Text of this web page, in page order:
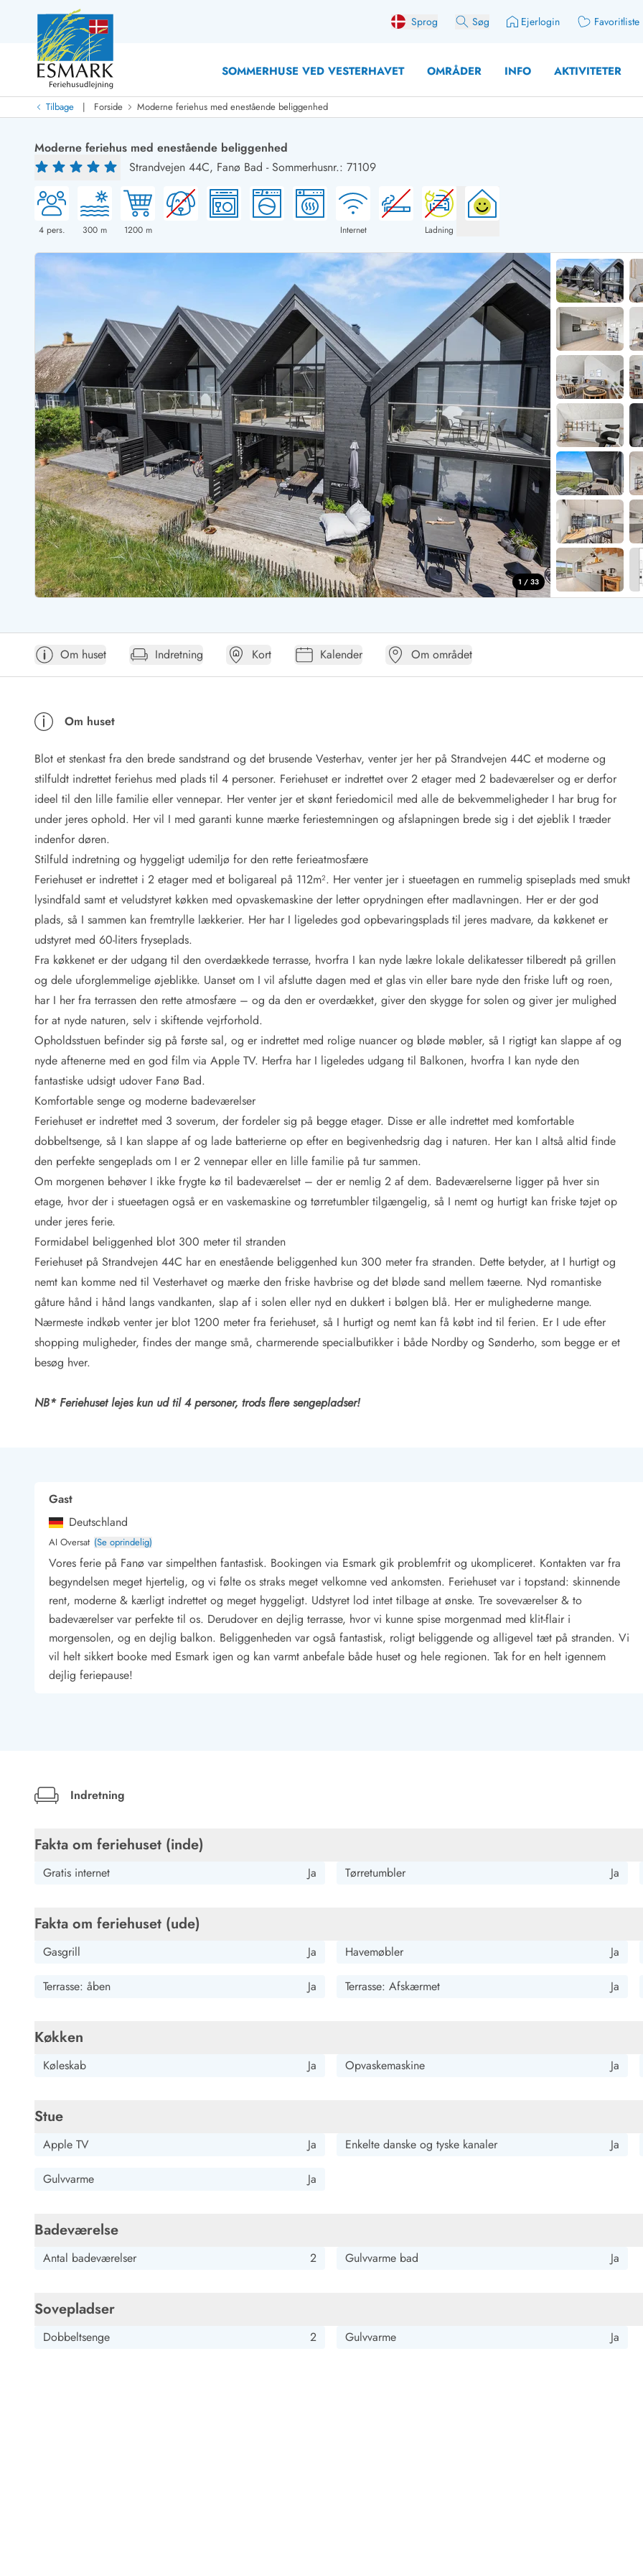
Sprog Søg Ejerlogin Favoritliste
SOMMERHUSE VED VESTERHAVET OMRÅDER INFO AKTIVITETER
Last Minute
Last minute
Nyheder
Nyheder hos Esmark Med swimmingpoolSommerhuse med hund
Nyrenoverede sommerhuse
Sommerhuse med slutrengøring inklusive
Sommerhuse tæt ved vandet
Nybyggede sommerhuse
Sommerhuse med sauna
Sommerhuse med spa
Sommerhuse med fredagsskift
Sommerhuse med lørdagsskift
Sommerhuse med søndagsskift
Sommerhuse med plads til fangsten
Sommerhuse med aktivitetsrum
Feriehuse med brændeovn
Luksussommerhuse
Sommerhuse med ydersæsonrabat
Sommerhuse for 2 personer
Sommerhuse for 4 Personer
Sommerhuse for 6 Personer
Sommerhuse for 8 Personer
Sommerhuse i
Sommerhuse i
Sommerhuse i
Sommerhuse i vinterferien
Sommerhuse i juleferien
Sommerhuse til nytår
Sommerhuse i BjerregårdSommerhuse i BlåvandSommerhuse i Hvide SandeSommerhuse i Søndervig
Sommerhuse i Årgab
Sommerhuse i Arrild
Sommerhuse i Bjerregård
Sommerhuse i Blåvand
Sommerhuse i Bork Havn
Sommerhuse i Fjand
Sommerhuse på Fanø
Sommerhuse i Grærup Strand
Sommerhuse i Haurvig
Sommerhuse i Henne Strand
Sommerhuse i Ho
Sommerhuse i Houstrup
Sommerhuse i Houvig
Sommerhus på Holmsland Klit
Sommerhuse på Holmsland
Sommerhuse i Hvide Sande
Sommerhuse i Jegum
Sommerhuse i Klegod
Sommerhuse i Lodbjerg
Sommerhuse i Nr.
Sommerhuse på Rømø
Sommerhuse i Søndervig
Sommerhuse i
Sommerhuse i
Sommerhuse i Vedersø
Sommerhuse i Vejers
Sommerhuse i Vester
Esmark RejsecurityEsmark KidsVIPEsmark VIP partnerfordeleFordele hos os
Sommerhus ABC
Forbrugsafregning (Strøm, vand...)
Lån og lej
Rengøring
Gavekort
Book tidligt
Lejebetingelser
Vejret i Danmark
Sæsontider
Baderegler
Naturbeskyttelse
Webcam
Fotokonkurrence
Fordele hos os
Esmark Rejsecurity
Esmark KidsVIP
Esmark VIP: Fordele og rabataftaler
Prisgaranti
Ingen depositum
Gæsteanmeldelser
Gratis WiFi i ferieområdet
We love people!
Fritidsaktiviteter
Esmark VIP partnerfordele
Esmark KidsVIP
LEGOLAND® rabat
Ferie med børn
Ferie med hund
Ferie ved stranden
Naturoplevelser
Rav - find det selv langs Vesterhavet
Indendørs legelande
Zoologiske haver og dyreparker
Sportsaktiviteter
Lystfiskeri på Vestkysten
Minigolf i Vestjylland
Vandring langs Vestkysten
Vandski for hele familien
Sejlads langs Vestkysten
Kulturaktiviteter
Historiske museer
Kunstmuseer
Kunsthåndværk og gallerier
Kulinariske oplevelser
Sandskulpturfestival
Hold jul i sommerhuset
Feriehusudlejning siden 1965
Nyhedsbrev
Sponsorater - Esmark støtter
Lejebetingelser
Job hos Esmark
Tilbage | Forside Moderne feriehus med enestående beliggenhed
Moderne feriehus med enestående beliggenhed
Strandvejen 44C, Fanø Bad -Sommerhusnr.: 71109
4pers. 300 m 1200m Internet Ladning
1 / 33
Om huset Indretning Kort Kalender Om området
Om huset
Blot et stenkast fra den brede sandstrand og det brusende Vesterhav, venter jer her på Strandvejen 44C et moderne og
stilfuldt indrettet feriehus med plads til 4 personer. Feriehuset er indrettet over 2 etager med 2 badeværelser og er derfor
ideel til den lille familie eller vennepar. Her venter jer et skønt feriedomicil med alle de bekvemmeligheder I har brug for
under jeres ophold. Her vil I med garanti kunne mærke feriestemningen og afslapningen brede sig i det øjeblik I træder
indenfor døren.
Stilfuld indretning og hyggeligt udemiljø for den rette ferieatmosfære
Feriehuset er indrettet i 2 etager med et boligareal på 112m². Her venter jer i stueetagen en rummelig spiseplads med smukt
lysindfald samt et veludstyret køkken med opvaskemaskine der letter oprydningen efter madlavningen. Her er der god
plads, så I sammen kan fremtrylle lækkerier. Her har I ligeledes god opbevaringsplads til jeres madvare, da køkkenet er
udstyret med 60-liters fryseplads.
Fra køkkenet er der udgang til den overdækkede terrasse, hvorfra I kan nyde lækre lokale delikatesser tilberedt på grillen
og dele uforglemmelige øjeblikke. Uanset om I vil afslutte dagen med et glas vin eller bare nyde den friske luft og roen,
har I her fra terrassen den rette atmosfære – og da den er overdækket, giver den skygge for solen og giver jer mulighed
for at nyde naturen, selv i skiftende vejrforhold.
Opholdsstuen befinder sig på første sal, og er indrettet med rolige nuancer og bløde møbler, så I rigtigt kan slappe af og
nyde aftenerne med en god film via Apple TV. Herfra har I ligeledes udgang til Balkonen, hvorfra I kan nyde den
fantastiske udsigt udover Fanø Bad.
Komfortable senge og moderne badeværelser
Feriehuset er indrettet med 3 soverum, der fordeler sig på begge etager. Disse er alle indrettet med komfortable
dobbeltsenge, så I kan slappe af og lade batterierne op efter en begivenhedsrig dag i naturen. Her kan I altså altid finde
den perfekte sengeplads om I er 2 vennepar eller en lille familie på tur sammen.
Om morgenen behøver I ikke frygte kø til badeværelset – der er nemlig 2 af dem. Badeværelserne ligger på hver sin
etage, hvor der i stueetagen også er en vaskemaskine og tørretumbler tilgængelig, så I nemt og hurtigt kan friske tøjet op
under jeres ferie.
Formidabel beliggenhed blot 300 meter til stranden
Feriehuset på Strandvejen 44C har en enestående beliggenhed kun 300 meter fra stranden. Dette betyder, at I hurtigt og
nemt kan komme ned til Vesterhavet og mærke den friske havbrise og det bløde sand mellem tæerne. Nyd romantiske
gåture hånd i hånd langs vandkanten, slap af i solen eller nyd en dukkert i bølgen blå. Her er mulighederne mange.
Nærmeste indkøb venter jer blot 1200 meter fra feriehuset, så I hurtigt og nemt kan få købt ind til ferien. Er I ude efter
shopping muligheder, findes der mange små, charmerende specialbutikker i både Nordby og Sønderho, som begge er et
besøg hver.
NB* Feriehuset lejes kun ud til 4 personer, trods flere sengepladser!
Gast
Deutschland
AI Oversat (Se oprindelig)
Vores ferie på Fanø var simpelthen fantastisk. Bookingen via Esmark gik problemfrit og ukompliceret. Kontakten var fra
begyndelsen meget hjertelig, og vi følte os straks meget velkomne ved ankomsten. Feriehuset var i topstand: skinnende
rent, moderne & kærligt indrettet og meget hyggeligt. Udstyret lod intet tilbage at ønske. Tre soveværelser & to
badeværelser var perfekte til os. Derudover en dejlig terrasse, hvor vi kunne spise morgenmad med klit-flair i
morgensolen, og en dejlig balkon. Beliggenheden var også fantastisk, roligt beliggende og alligevel tæt på stranden. Vi
vil helt sikkert booke med Esmark igen og kan varmt anbefale både huset og hele regionen. Tak for en helt igennem
dejlig feriepause!
Indretning
Fakta om feriehuset (inde)
Gratis internet Ja Tørretumbler Ja
Fakta om feriehuset (ude)
Gasgrill Ja Havemøbler Ja
Terrasse: åben Ja Terrasse: Afskærmet Ja
Køkken
Køleskab Ja Opvaskemaskine Ja
Stue
Apple TV Ja Enkelte danske og tyske kanaler Ja
Gulvvarme Ja
Badeværelse
Antal badeværelser 2 Gulvvarme bad Ja
Sovepladser
Dobbeltsenge 2 Gulvvarme Ja